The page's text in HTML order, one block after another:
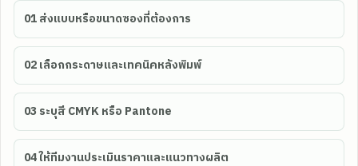
01ส่งแบบหรือขนาดซองที่ต้องการ
02เลือกกระดาษและเทคนิคหลังพิมพ์
03 ระบุสี CMYK หรือ Pantone
04ให้ทีมงานประเมินราคาและแนวทางผลิต